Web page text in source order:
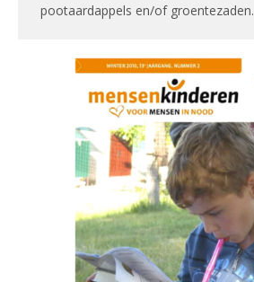
pootaardappels en/of groentezaden.